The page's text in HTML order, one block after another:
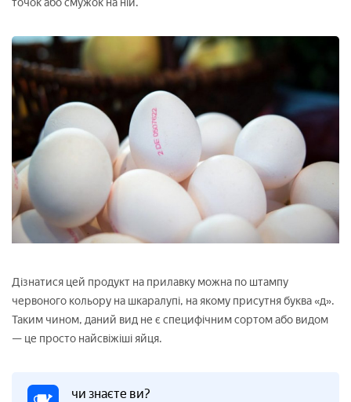
Дізнатися цей продукт на прилавку можна по штампу
червоного кольору на шкаралупі, на якому присутня буква «д».
Таким чином, даний вид не є специфічним сортом або видом
— це просто найсвіжіші яйця.
чи знаєте ви?